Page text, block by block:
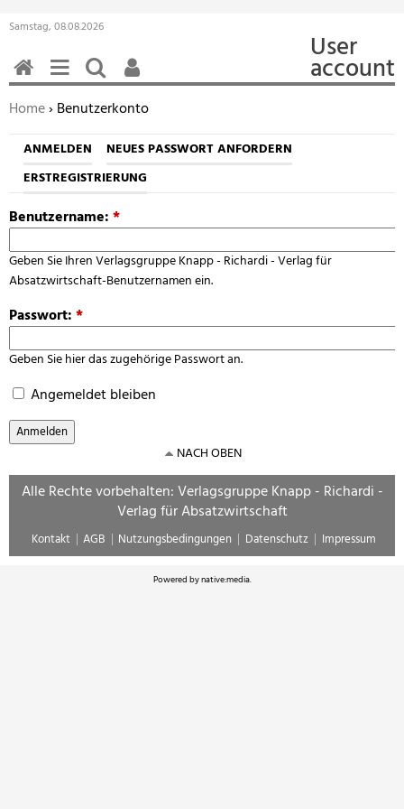
Samstag, 08.08.2026
User
account
Sie befinden sich hier:
Home› Benutzerkonto
ANMELDEN
NEUES PASSWORT ANFORDERN
ERSTREGISTRIERUNG
Benutzername:*
Geben Sie Ihren Verlagsgruppe Knapp - Richardi - Verlag für
Absatzwirtschaft-Benutzernamen ein.
Passwort:*
Geben Sie hier das zugehörige Passwort an.
Angemeldet bleiben
HOMEMENÜSUCHEN
BENUTZERFUNKTIONEN
NACH OBEN
Alle Rechte vorbehalten: Verlagsgruppe Knapp - Richardi -
Verlag für Absatzwirtschaft
Kontakt AGB Nutzungsbedingungen Datenschutz Impressum
Powered bynative:media.